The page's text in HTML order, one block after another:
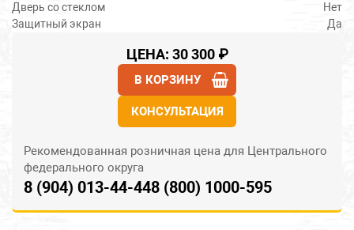
Дверь со стеклом
Нет
Защитный экран
Да
ЦЕНА: 30 300 ₽
В КОРЗИНУ
КОНСУЛЬТАЦИЯ
Рекомендованная розничная цена для Центрального
федерального округа
8 (904) 013-44-448 (800) 1000-595